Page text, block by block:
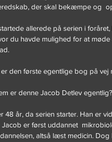
der skal bekæmpe og
allerede på serien i
du havde mulighed for at
er den første egentlige bog på vej
er denne Jacob Detlev egentlig?
48 år, da serien starter. Han er
Jacob er først uddannet
altså læst medicin.